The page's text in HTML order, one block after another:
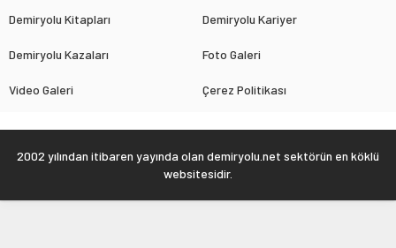
Demiryolu Kitapları Demiryolu Kariyer
Demiryolu Kazaları Foto Galeri
Video Galeri Çerez Politikası
2002 yılından itibaren yayında olan demiryolu.net sektörün en köklü
websitesidir.